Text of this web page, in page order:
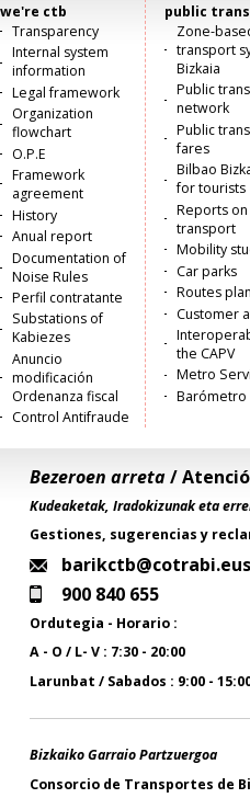
Menú
principal
we're ctb
Transparency
Internal system
information
Legal framework
Organization
flowchart
O.P.E
Framework
agreement
History
Anual report
Documentation of
Noise Rules
Perfil contratante
Substations of
Kabiezes
Anuncio
modificación
Ordenanza fiscal
Control Antifraude
public
Zone-
transport
Bizkaia
Public
network
Public
fares
Bilbao
for tourists
Reports
transport
Mobility
Car parks
Routes
Customer
the CAPV
Metro
Barómetro
Bezeroen arreta/
Kudeaketak, Iradokizunak eta
Gestiones, sugerencias y
barikctb@cotrabi.eus
900 840 655
Ordutegia - Horario :
A - O / L- V : 7:30 - 20:00
Larunbat / Sabados : 9:00 -
Bizkaiko Garraio Partzuergoa
Consorcio de Transportes de